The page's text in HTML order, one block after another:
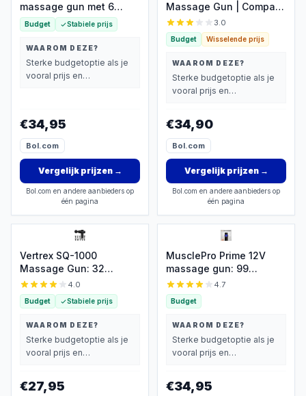
massage gun met 6
opzetstukken, 30
snelheden
Budget Stabiele prijs
WAAROM DEZE?
Sterke budgetoptie als je
vooral prijs en
€34,95
Bol.com
Vergelijk prijzen→
Bol.com en andere aanbieders op
één pagina
Massage Gun | Compact
met 4 koppen en LCD-
display
3.0
Budget Wisselende prijs
WAAROM DEZE?
Sterke budgetoptie als je
vooral prijs en
€34,90
Bol.com
Vergelijk prijzen→
Bol.com en andere aanbieders op
één pagina
Vertrex SQ-1000
Massage Gun: 32
standen, 10 koppen,
compact
4.0
Budget Stabiele prijs
WAAROM DEZE?
Sterke budgetoptie als je
vooral prijs en
€27,95
MusclePro Prime 12V
massage gun: 99
standen, 8
mondstukken, koffer
4.7
Budget
WAAROM DEZE?
Sterke budgetoptie als je
vooral prijs en
€34,95